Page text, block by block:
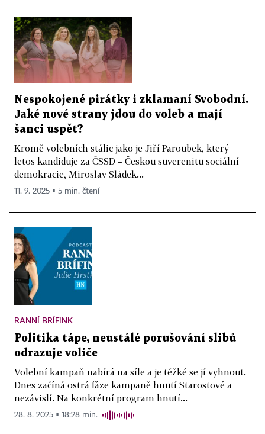
Nespokojené pirátky i zklamaní Svobodní.
Jaké nové strany jdou do voleb a mají
šanci uspět?
Kromě volebních stálic jako je Jiří Paroubek, který
letos kandiduje za ČSSD – Českou suverenitu sociální
demokracie, Miroslav Sládek...
11. 9. 2025 ▪ 5 min. čtení
RANNÍ BRÍFINK
Politika tápe, neustálé porušování slibů
odrazuje voliče
Volební kampaň nabírá na síle a je těžké se jí vyhnout.
Dnes začíná ostrá fáze kampaně hnutí Starostové a
nezávislí. Na konkrétní program hnutí...
28. 8. 2025 ▪ 18:28 min.